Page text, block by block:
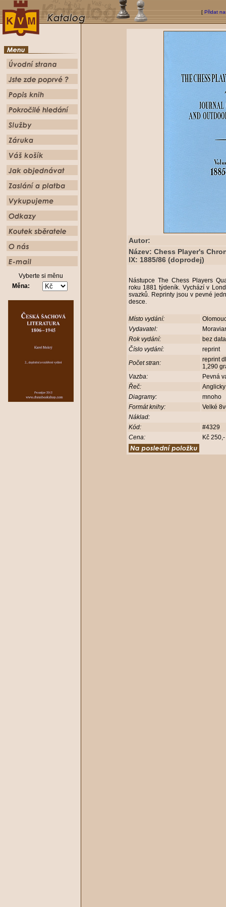
[ Přidat
Vyberte si měnu
Měna:
Autor:
Název: Chess Player's
IX: 1885/86 (doprodej)
Nástupce The Chess Players
roku 1881 týdeník. Vychází v
svazků. Reprinty jsou v pevné
desce.
Místo vydání:
Vydavatel:
Rok vydání:
bez
Číslo vydání:
reprint
Počet stran:
reprint
1,290
Vazba:
Pevná
Řeč:
Diagramy:
mnoho
Formát knihy:
Velké
Náklad:
Kód:
#4329
Cena:
Kč